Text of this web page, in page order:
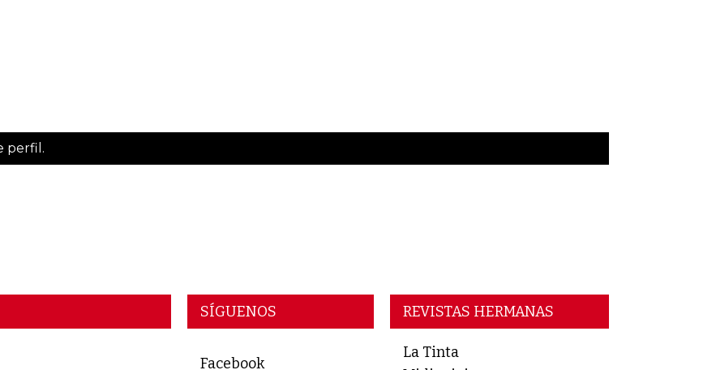
perfil.
SÍGUENOS
Facebook
REVISTAS HERMANAS
La Tinta